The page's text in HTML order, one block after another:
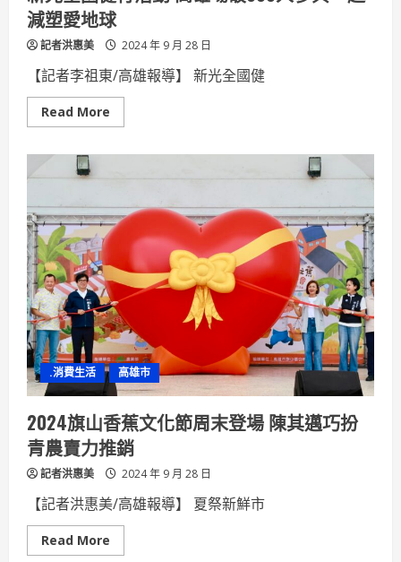
回
應
員
工
慮
減塑愛地球
記者洪惠美 2024 年 9 月 28 日
【記者李祖東/高雄報導】 新光全國健
Read More
more
行
活
動
雄
場
破
600
人
參
與
一
起
減
塑
愛
地
球
.消費生活 高雄市
2024旗山香蕉文化節周末登場 陳其邁巧扮
青農賣力推銷
記者洪惠美 2024 年 9 月 28 日
【記者洪惠美/高雄報導】 夏祭新鮮市
Read More
more